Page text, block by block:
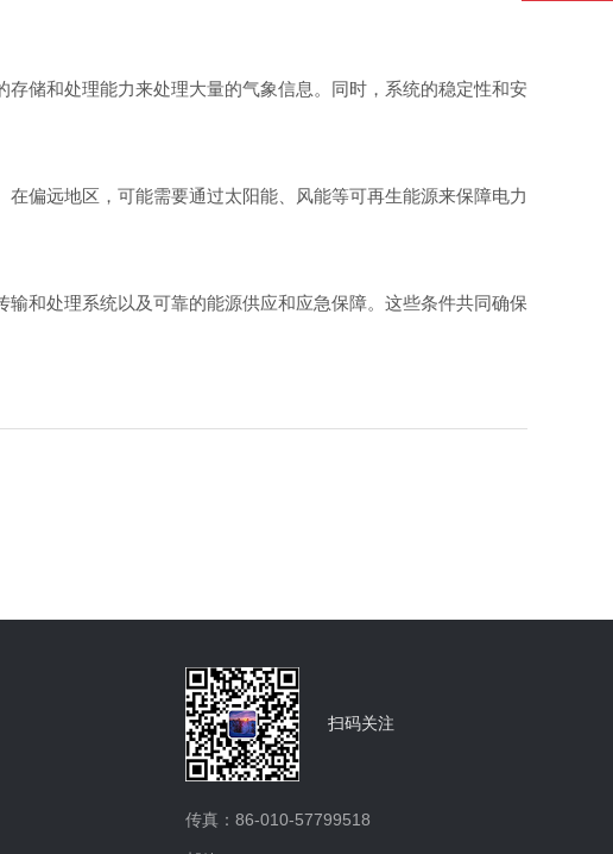
储和处理能力来处理大量的气象信息。同时，系统的稳定性和安
偏远地区，可能需要通过太阳能、风能等可再生能源来保障电力
和处理系统以及可靠的能源供应和应急保障。这些条件共同确保
扫码关注
传真：86-010-57799518